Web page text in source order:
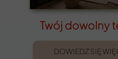
DOWIEDZ SIĘ
Twój dowolny